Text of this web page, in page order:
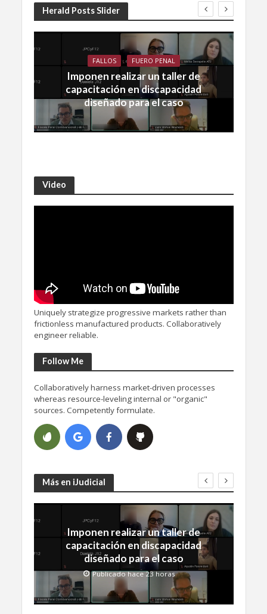
Herald Posts Slider
FALLOS FUERO PENAL
Imponen realizar un taller de
capacitación en discapacidad
diseñado para el caso
Video
Uniquely strategize progressive markets rather than
frictionless manufactured products. Collaboratively
engineer reliable.
Follow Me
Collaboratively harness market-driven processes
whereas resource-leveling internal or "organic"
sources. Competently formulate.
Más en iJudicial
Imponen realizar un taller de
capacitación en discapacidad
diseñado para el caso
Publicado hace 23 horas